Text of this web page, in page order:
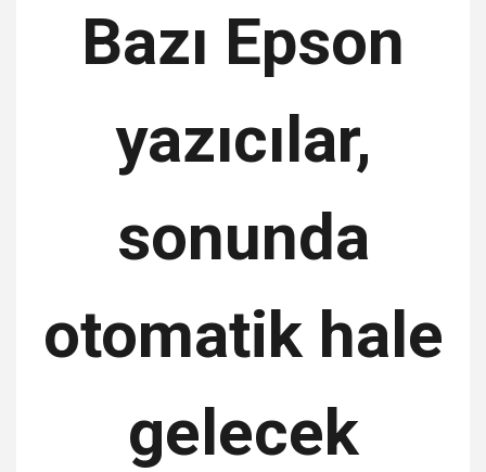
Bazı Epson
yazıcılar,
sonunda
otomatik hale
gelecek